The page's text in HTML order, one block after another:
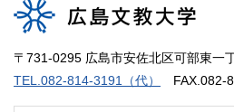
〒731-0295 広島市安佐北区可部東一
TEL.082-814-3191（代）
FAX.082-